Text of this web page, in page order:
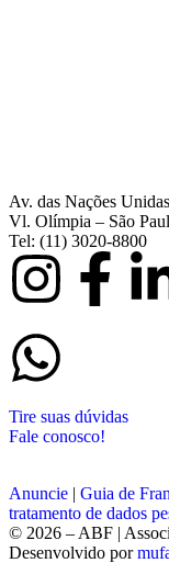
Av. das Nações
Vl. Olímpia – São
Tel: (11) 3020-8800
Tire suas dúvidas
Fale conosco!
Anuncie | Guia de
tratamento de dados
© 2026 – ABF |
Desenvolvido por